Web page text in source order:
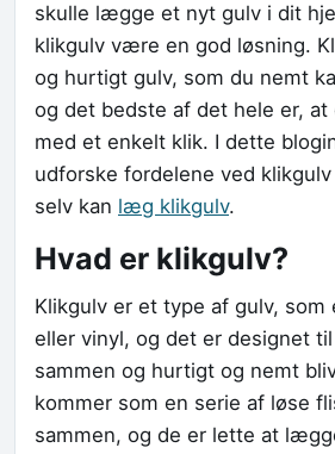
skulle lægge et nyt gulv i dit
klikgulv være en god løsning.
og hurtigt gulv, som du nemt
og det bedste af det hele er, at
med et enkelt klik. I dette
udforske fordelene ved
selv kan læg klikgulv.
Hvad er klikgulv?
Klikgulv er et type af gulv, som
eller vinyl, og det er designet
sammen og hurtigt og nemt
kommer som en serie af løse
sammen, og de er lette at